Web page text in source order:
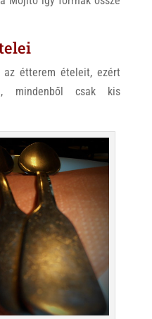
az étterem ételeit, ezért
mindenből csak kis